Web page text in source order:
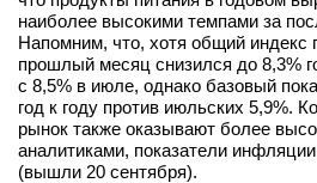
наиболее высокими темпами за
Напомним, что, хотя общий индекс
прошлый месяц снизился до 8,3%
с 8,5% в июле, однако базовый
год к году против июльских 5,9%.
рынок также оказывают более
аналитиками, показатели
(вышли 20 сентября).